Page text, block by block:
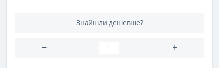
Знайшли дешевше?